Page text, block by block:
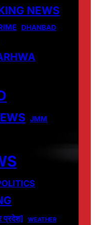
NEWS
DHANBAD
JMM
प्रदेश] WEATHER